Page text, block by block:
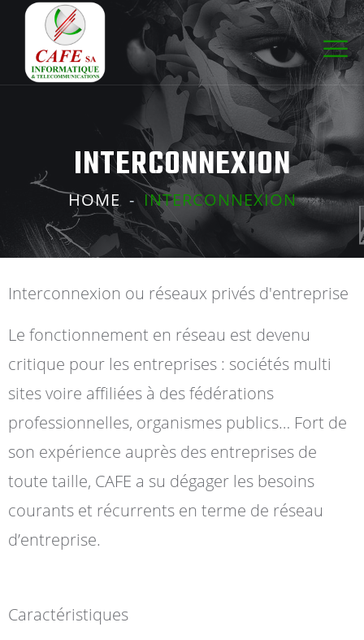
INTERCONNEXION
HOME INTERCONNEXION
Interconnexion ou réseaux privés d'entreprise
Le fonctionnement en réseau est devenu
critique pour les entreprises : sociétés multi
sites voire affiliées à des fédérations
professionnelles, organismes publics… Fort de
son expérience auprès des entreprises de
toute taille, CAFE a su dégager les besoins
courants et récurrents en terme de réseau
d’entreprise.
Caractéristiques